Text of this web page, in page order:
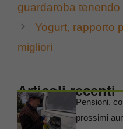
guardaroba
Yogurt, rapporto
migliori
Articoli recenti
Pensioni,
prossimi